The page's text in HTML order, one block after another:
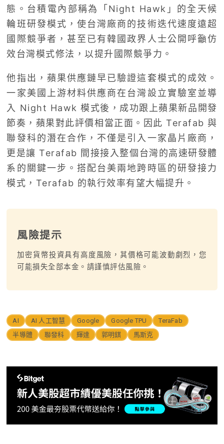
態。台積電內部稱為「Night Hawk」的全天候
輪班研發模式，使台灣廠商的技術迭代速度遠超
國際競爭者，甚至已有韓國政界人士公開呼籲仿
效台灣模式修法，以提升國際競爭力。
他指出，蘋果供應鏈早已驗證這套模式的成效。
一家美國上游材料供應商在台灣設立實驗室並導
入 Night Hawk 模式後，成功跟上蘋果新品開發
節奏，蘋果對此評價相當正面。因此 Terafab 與
聯發科的潛在合作，不僅是引入一家晶片廠商，
更是讓 Terafab 間接接入整個台灣的高速研發體
系的關鍵一步。搭配台美兩地跨時區的研發接力
模式，Terafab 的執行效率有望大幅提升。
風險提示
加密貨幣投資具有高度風險，其價格可能波動劇烈，您
可能損失全部本金。請謹慎評估風險。
AI AI 人工智慧 Google Google TPU
TeraFab
半導體
聯發科 輝達 郭明錤 馬斯克